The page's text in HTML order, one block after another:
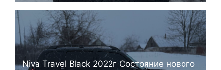
Niva Travel Black 2022г Состояние нового